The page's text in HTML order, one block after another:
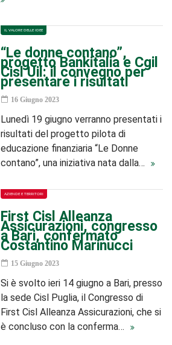
IL VALORE DELLE IDEE
“Le donne contano”,
progetto Bankitalia e Cgil
Cisl Uil: il convegno per
presentare i risultati
16 Giugno 2023
Lunedì 19 giugno verranno presentati i
risultati del progetto pilota di
educazione finanziaria “Le Donne
contano”, una iniziativa nata dalla…
AZIENDE E TERRITORI
First Cisl Alleanza
Assicurazioni, congresso
a Bari, confermato
Costantino Marinucci
15 Giugno 2023
Si è svolto ieri 14 giugno a Bari, presso
la sede Cisl Puglia, il Congresso di
First Cisl Alleanza Assicurazioni, che si
è concluso con la conferma…